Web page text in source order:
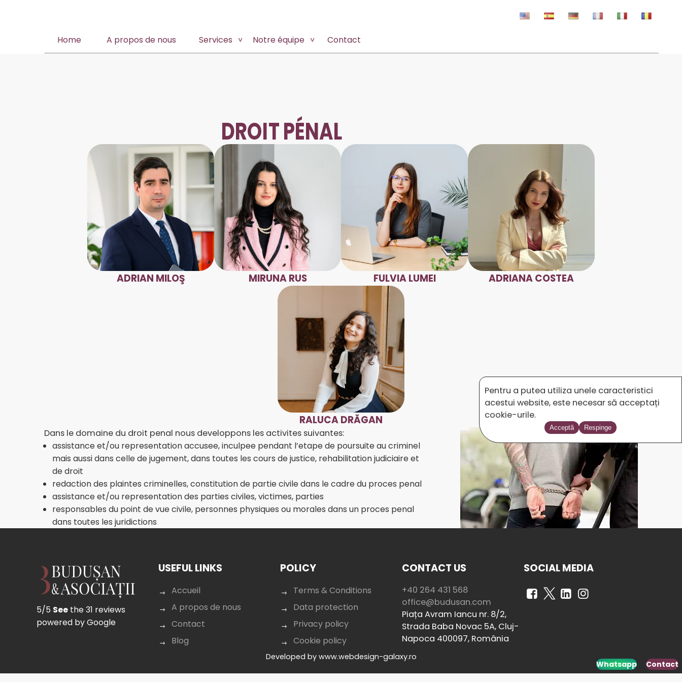
Home A propos de nous Services Notre équipe Contact
DROIT PÉNAL
ADRIAN MILOŞ MIRUNA RUS FULVIA LUMEI ADRIANA COSTEA
RALUCA DRĂGAN
Dans le domaine du droit penal nous developpons les activites suivantes:
assistance et/ou representation accusee, inculpee pendant l’etape de poursuite au criminel
mais aussi dans celle de jugement, dans toutes les cours de justice, rehabilitation judiciaire et
de droit
redaction des plaintes criminelles, constitution de partie civile dans le cadre du proces penal
assistance et/ou representation des parties civiles, victimes, parties
responsables du point de vue civile, personnes physiques ou morales dans un proces penal
dans toutes les juridictions
Whatsapp Contact
5/5 See the 31 reviews
powered by Google
USEFUL LINKS
Accueil
A propos de nous
Contact
Blog
POLICY
Terms & Conditions
Data protection
Privacy policy
Cookie policy
CONTACT US
+40 264 431 568
office@budusan.com
Piața Avram Iancu nr. 8/2,
Strada Baba Novac 5A, Cluj-
Napoca 400097, România
SOCIAL MEDIA
Developed by www.webdesign-galaxy.ro
Pentru a putea utiliza unele caracteristici
acestui website, este necesar să acceptați
cookie-urile.
Acceptă Respinge